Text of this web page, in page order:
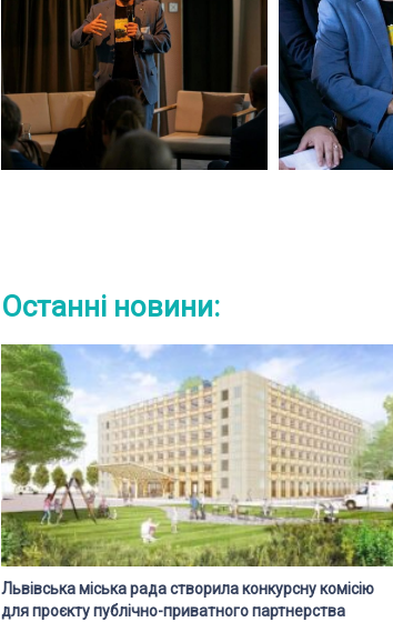
Останні новини:
Львівська міська рада створила конкурсну комісію
для проєкту публічно-приватного партнерства